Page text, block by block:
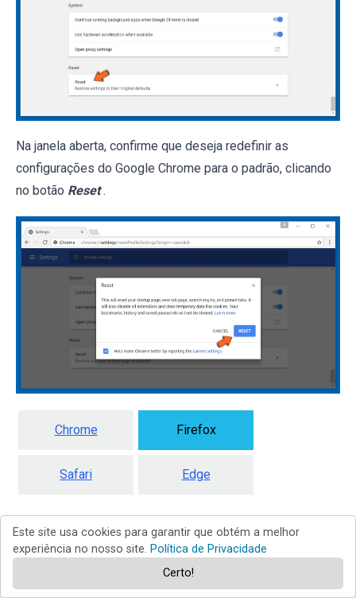
Na janela aberta, confirme que deseja redefinir as
configurações do Google Chrome para o padrão, clicando
no botão Reset .
Chrome Firefox
Safari Edge
Remover extensões maliciosas do
Este site usa cookies para garantir que obtém a melhor
experiência no nosso site. Política de Privacidade
Certo!